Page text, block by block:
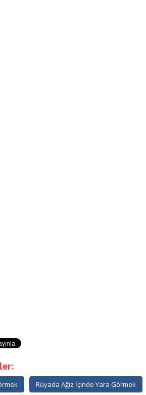
Rüyada Ağız İçinde Yara Görmek